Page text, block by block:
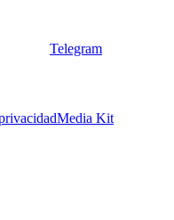
Telegram
Media Kit